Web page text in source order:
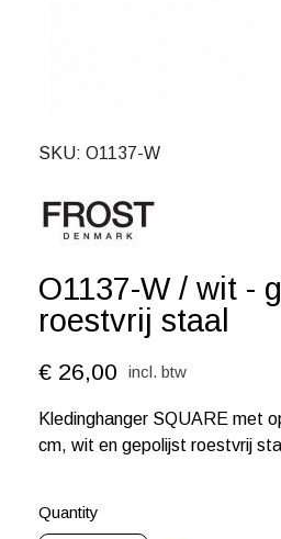
SKU O1137-W
O1137-W / wit -
roestvrij staal
€ 26,00 incl. btw
Kledinghanger SQUARE met
cm, wit en gepolijst roestvrij
Quantity